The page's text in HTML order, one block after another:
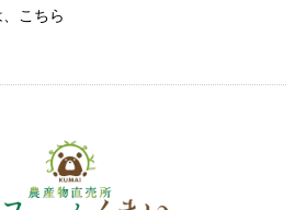
こちら